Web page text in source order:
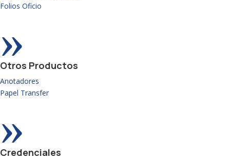
Folios Oficio
»
Otros Productos
Anotadores
Papel Transfer
»
Credenciales